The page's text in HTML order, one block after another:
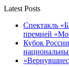
Latest Posts
Спектакль
премией
Кубок